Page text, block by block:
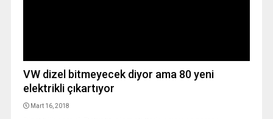
VW dizel bitmeyecek diyor ama 80 yeni
elektrikli çıkartıyor
Mart 16, 2018